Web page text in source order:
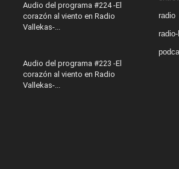
Audio del programa #224 -El
corazón al viento en Radio
Vallekas-...
Audio del programa #223 -El
corazón al viento en Radio
Vallekas-...
radio